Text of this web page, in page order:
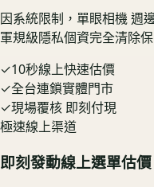
因系統限制， 單眼相機週
軍規級隱私個資完全清除保
✓10秒線上快速估價
✓全台連鎖實體門市
✓現場覆核 即刻付現
極速線上渠道
即刻發動線上選單估價